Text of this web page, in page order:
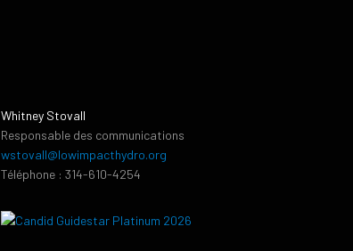
Whitney Stovall
Responsable des communications
wstovall@lowimpacthydro.org
Téléphone : 314-610-4254